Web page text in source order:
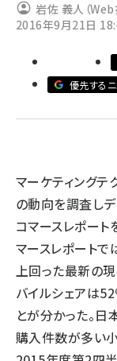
z世代
meo
llmo
岩佐 義人（Web
2016年9月21日
優先する
マーケティング
の動向を調査し
コマースレポー
マースレポートで
上回った最新の
バイルシェアは
とが分かった。日
購入件数が多い